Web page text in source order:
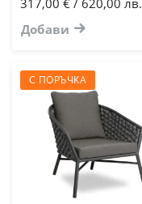
Добави
С ПОРЪЧКА